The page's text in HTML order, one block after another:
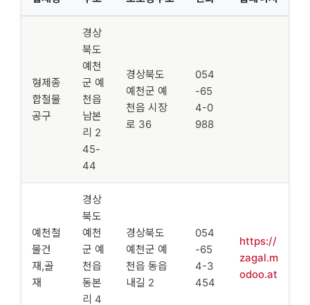
형제종
합철물
공구
경상
북도
예천
군 예
천읍
남본
리 2
45-
44
경상북도
예천군 예
천읍 시장
로 36
054
-65
4-0
988
예천철
물건
재,골
재
경상
북도
예천
군 예
천읍
동본
리 4
경상북도
예천군 예
천읍 동읍
내길 2
054
-65
4-3
454
https://
zagal.m
odoo.at